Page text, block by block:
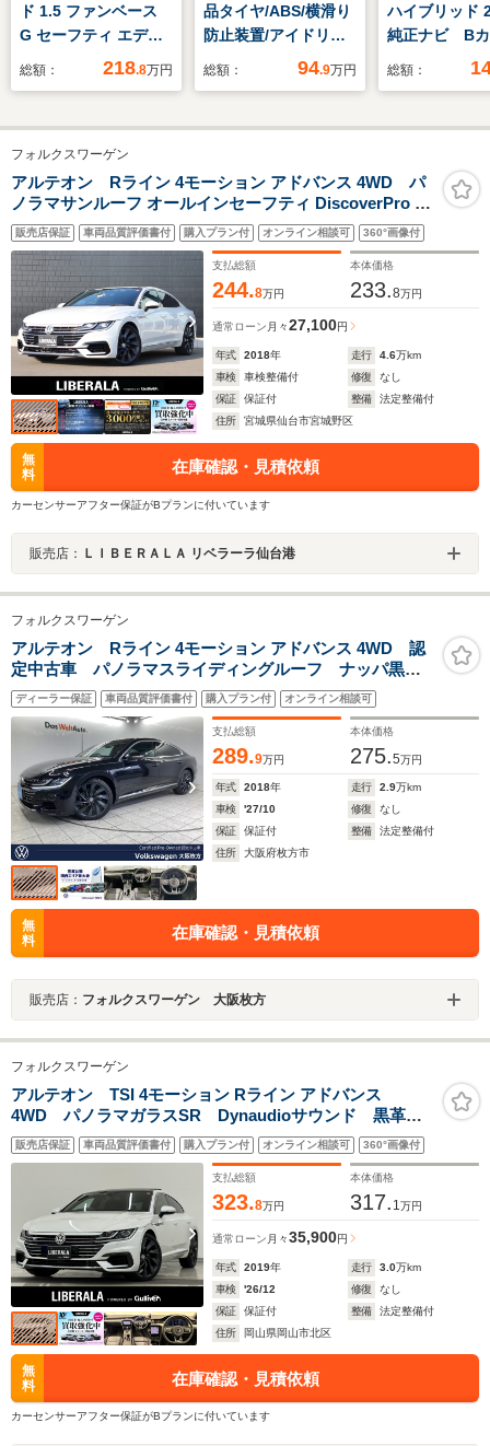
ド 1.5 ファンベース
G セーフティ エディ
ションII 社外ナビ/バ
スライドドア/クルー
ズコントロール/純正
15インチ鉄チンホイ
ール/純正フロアマッ
ト/コーナーセンサー
前後/オートマチック
ハイビーム/地図SD無
し
総額： 218.8万円
品タイヤ/ABS/横滑り
防止装置/アイドリン
グストップ/禁煙車/エ
全ボディ/パワーウイ
ーステアリング/オー
トライト
総額： 94.9万円
ハイブリッド
純正ナビ B
レーダークル
ーシート コ
ライブレコー
アシート シ
ター ステア
ーター AFS
総額：
フォルクスワーゲン
アルテオン Rライン 4モーション アドバンス 4WD パ
ノラマサンルーフ オールインセーフティ DiscoverPro 前
席パワーシート パワーリアゲート 運転席マッサージ機能
ACC プリクラッシュブレーキシステム アラウンドビュ
ーカメラ 純正20インチAW
販売店保証 車両品質評価書付 購入プラン付 オンライン相談可 360°画像付
支払総額
244.8万円
本体価格
233.8万円
通常ローン 月々27,100円
年式 2018年 走行 4.6万km
車検
車検整備付 修復
なし
保証
保証付 整備
法定整備付
住所
宮城県仙台市宮城野区
無
料
在庫確認・見積依頼
カーセンサーアフター保証がBプランに付いています
販売店： ＬＩＢＥＲＡＬＡ リベラーラ仙台港
フォルクスワーゲン
アルテオン Rライン 4モーション アドバンス 4WD 認
定中古車 パノラマスライディングルーフ ナッパ黒革
シート オールインセーフティ LEDヘッドランプ 純
正20インチアルミホイール ヘッドアップディスプレ
イ パワーバックドア シートヒーター 7DSG
ディーラー保証 車両品質評価書付 購入プラン付 オンライン相談可
支払総額
289.9万円
本体価格
275.5万円
年式 2018年 走行 2.9万km
車検
'27/10 修復
なし
保証
保証付 整備
法定整備付
住所
大阪府枚方市
無
料
在庫確認・見積依頼
販売店： フォルクスワーゲン 大阪枚方
フォルクスワーゲン
アルテオン TSI 4モーション Rライン アドバンス
4WD パノラマガラスSR Dynaudioサウンド 黒革
全席シートヒーター パワーシート アダプティブLED
ヘッドライト オートハイビーム アンビエントライ
ト レインセンサー ACC レーンキープ ブラインド
スポット
販売店保証 車両品質評価書付 購入プラン付 オンライン相談可 360°画像付
支払総額
323.8万円
本体価格
317. 1 万円
通常ローン 月々35,900円
年式 2019年 走行 3.0万km
車検
'26/12 修復
なし
保証
保証付 整備
法定整備付
住所
岡山県岡山市北区
無
料
在庫確認・見積依頼
カーセンサーアフター保証がBプランに付いています